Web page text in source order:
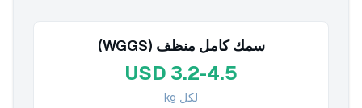
سمك كامل منظف (WGGS)
USD 3.2-4.5
لكل kg